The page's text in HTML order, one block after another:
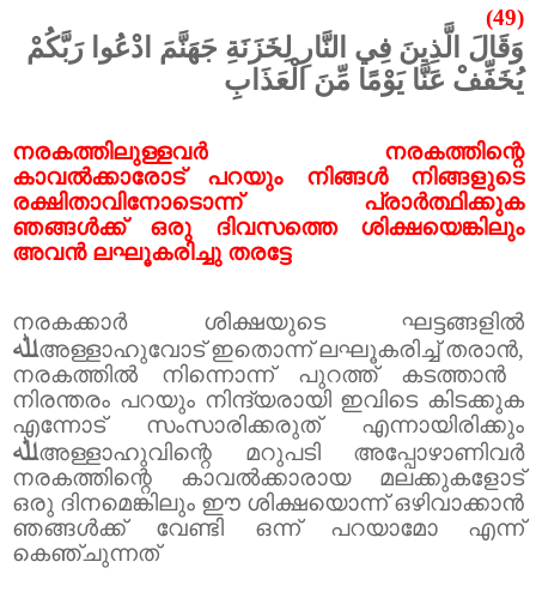
(49)
وَقَالَ الَّذِينَ فِي النَّارِ لِخَزَنَةِ جَهَنَّمَ ادْعُوا رَبَّكُمْ
يُخَفِّفْ عَنَّا يَوْمًا مِّنَ الْعَذَابِ
നരകത്തിലുള്ളവർ നരകത്തിന്റെ
കാവൽക്കാരോട് പറയും നിങ്ങൾ നിങ്ങളുടെ
രക്ഷിതാവിനോടൊന്ന് പ്രാർത്ഥിക്കുക
ഞങ്ങൾക്ക് ഒരു ദിവസത്തെ ശിക്ഷയെങ്കിലും
അവൻ ലഘൂകരിച്ചു തരട്ടേ
നരകക്കാർ ശിക്ഷയുടെ ഘട്ടങ്ങളിൽ
ﷲഅള്ളാഹുവോട് ഇതൊന്ന് ലഘൂകരിച്ച് തരാൻ,
നരകത്തിൽ നിന്നൊന്ന് പുറത്ത് കടത്താൻ
നിരന്തരം പറയും നിന്ദ്യരായി ഇവിടെ കിടക്കുക
എന്നോട് സംസാരിക്കരുത് എന്നായിരിക്കും
ﷲഅള്ളാഹുവിന്റെ മറുപടി അപ്പോഴാണിവർ
നരകത്തിന്റെ കാവൽക്കാരായ മലക്കുകളോട്
ഒരു ദിനമെങ്കിലും ഈ ശിക്ഷയൊന്ന് ഒഴിവാക്കാൻ
ഞങ്ങൾക്ക് വേണ്ടി ഒന്ന് പറയാമോ എന്ന്
കെഞ്ചുന്നത്